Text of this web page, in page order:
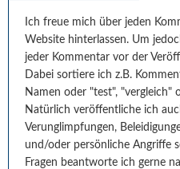
Ich freue mich über jeden
Website hinterlassen. Um
jeder Kommentar vor der
Dabei sortiere ich z.B.
Namen oder "test", "vergleich"
Natürlich veröffentliche ich
Verunglimpfungen,
und/oder persönliche Angriffe
Fragen beantworte ich gerne